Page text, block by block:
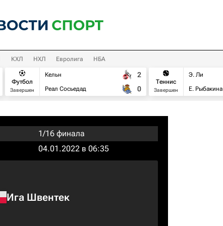
КХЛ НХЛ Евролига НБА
Футбол
Завершен
Кельн
Реал Сосьедад
2
0
Теннис
Завершен
Э. Ли
Е. Рыбакина
1/16 финала
04.01.2022 в 06:35
Ига Швентек